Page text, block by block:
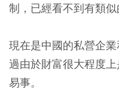
制，已經看不到有類似
現在是中國的私營企
過由於財富很大程度
易事。